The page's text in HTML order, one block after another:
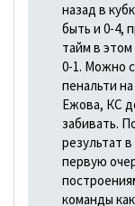
назад в
быть и 0-4,
тайм в
0-1. Можно
пенальти
Ежова, КС
забивать.
результат
первую
команды